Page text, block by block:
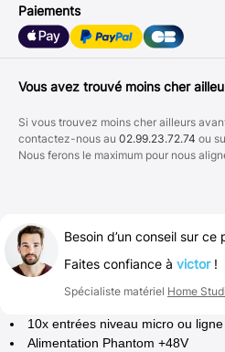
Paiements
Vous avez trouvé moins cher
Si vous trouvez moins cher ailleurs
contactez-nous au 02.99.23.72.74 ou
Nous ferons le maximum pour nous
Besoin d’un conseil sur ce
Faites confiance à victor!
Spécialiste matériel Home
10x entrées niveau micro ou
Alimentation Phantom +48V